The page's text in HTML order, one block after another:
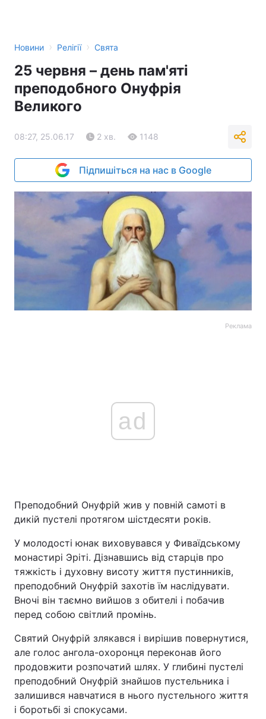
Новини › Релігії › Свята
25 червня – день пам'яті
преподобного Онуфрія
Великого
08:27, 25.06.17 2 хв. 1148
Підпишіться на нас в Google
Реклама
ad
Преподобний Онуфрій жив у повній самоті в
дикій пустелі протягом шістдесяти років.
У молодості юнак виховувався у Фиваїдському
монастирі Эріті. Дізнавшись від старців про
тяжкість і духовну висоту життя пустинників,
преподобний Онуфрій захотів їм наслідувати.
Вночі він таємно вийшов з обителі і побачив
перед собою світлий промінь.
Святий Онуфрій злякався і вирішив повернутися,
але голос ангола-охоронця переконав його
продовжити розпочатий шлях. У глибині пустелі
преподобний Онуфрій знайшов пустельника і
залишився навчатися в нього пустельного життя
і боротьбі зі спокусами.